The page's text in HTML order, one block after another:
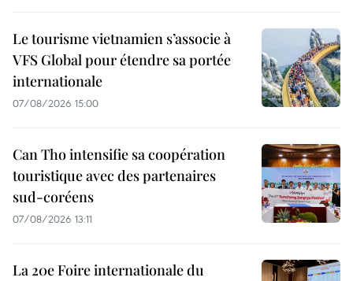
Le tourisme vietnamien s’associe à
VFS Global pour étendre sa portée
internationale
07/08/2026 15:00
Can Tho intensifie sa coopération
touristique avec des partenaires
sud-coréens
07/08/2026 13:11
La 20e Foire internationale du